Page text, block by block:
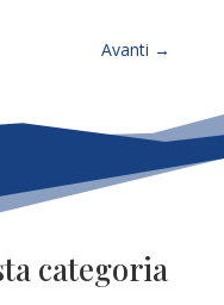
Avanti →
categoria